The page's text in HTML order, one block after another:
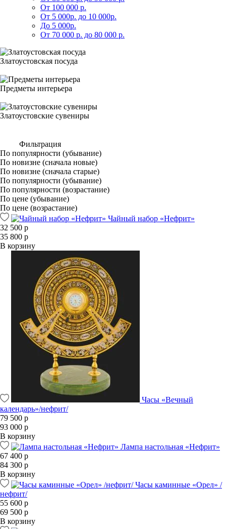
От 100 000 р.
От 5 000р. до 10 000р.
До 5 000р.
От 70 000 р. до 80 000 р.
Златоустовская посуда
Предметы интерьера
Златоустовские сувениры
Фильтрация
По популярности (убывание)
По новизне (сначала новые)
По новизне (сначала старые)
По популярности (убывание)
По популярности (возрастание)
По цене (убывание)
По цене (возрастание)
Чайный набор «Нефрит»
32 500 р
35 800 р
В корзину
Часы «Вечный
календарь»/нефрит/
79 500 р
93 000 р
В корзину
Лампа настольная «Нефрит»
67 400 р
84 300 р
В корзину
Часы каминные «Орел» /
нефрит/
55 600 р
69 500 р
В корзину